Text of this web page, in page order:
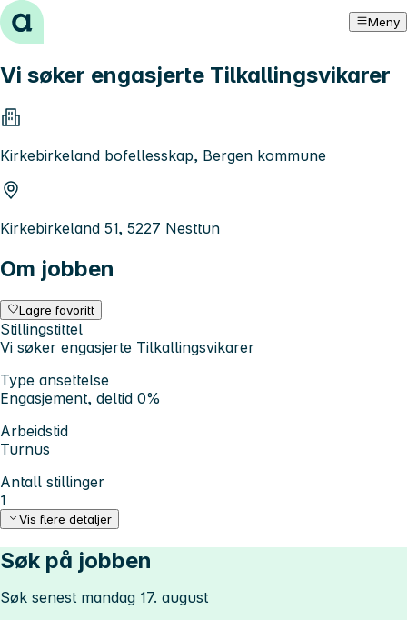
Hopp til innhold Meny
Vi søker engasjerte Tilkallingsvikarer
Kirkebirkeland bofellesskap, Bergen kommune
Kirkebirkeland 51, 5227 Nesttun
Om jobben
Lagre favoritt
Stillingstittel
Vi søker engasjerte Tilkallingsvikarer
Type ansettelse
Engasjement, deltid 0%
Arbeidstid
Turnus
Antall stillinger
1
Vis flere detaljer
Søk på jobben
Søk senest mandag 17. august